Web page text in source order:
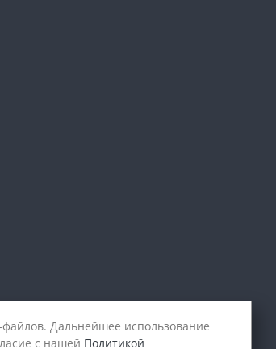
Дальнейшее использование
с нашей Политикой